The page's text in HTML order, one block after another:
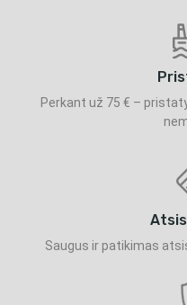
Perkant už 75 € –
Saugus ir patikimas